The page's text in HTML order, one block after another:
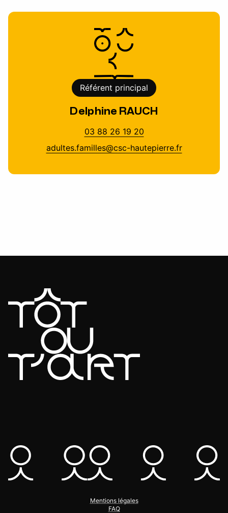
Référent principal
Delphine RAUCH
03 88 26 19 20
adultes.familles@csc-hautepierre.fr
Mentions légales
FAQ